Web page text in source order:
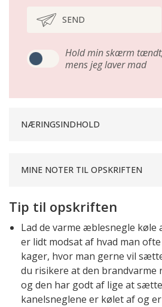
SEND
Hold min skærm
mens jeg laver mad
NÆRINGSINDHOLD
MINE NOTER TIL OPSKRIFTEN
Tip til opskriften
Lad de varme æblesnegle køle
er lidt modsat af hvad man
kager, hvor man gerne vil
du risikere at den brandvarme
og den har godt af lige at
kanelsneglene er kølet af og